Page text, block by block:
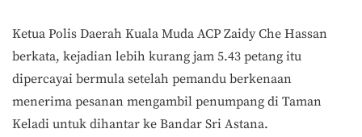
Ketua Polis Daerah Kuala Muda ACP Zaidy Che Hassan
berkata, kejadian lebih kurang jam 5.43 petang itu
dipercayai bermula setelah pemandu berkenaan
menerima pesanan mengambil penumpang di Taman
Keladi untuk dihantar ke Bandar Sri Astana.